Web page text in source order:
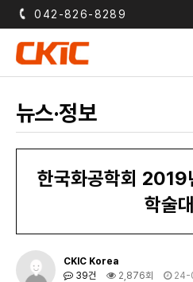
042-826-8289
뉴스·정보
한국화공학회 2019
학술
CKIC Korea
39건
2,876회 24-